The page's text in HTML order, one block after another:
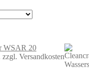
WSAR 20
zzgl. Versandkosten